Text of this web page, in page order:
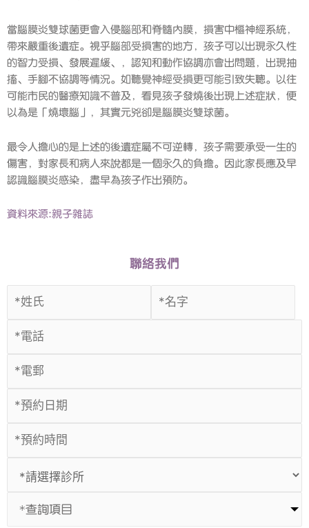
當腦膜炎雙球菌更會入侵腦部和脊髓內膜，損害中樞神經系統，
帶來嚴重後遺症。視乎腦部受損害的地方，孩子可以出現永久性
的智力受損、發展遲緩、，認知和動作協調亦會出問題，出現抽
搐、手腳不協調等情況。如聽覺神經受損更可能引致失聰。以往
可能市民的醫療知識不普及，看見孩子發燒後出現上述症狀，便
以為是「燒壞腦」，其實元兇卻是腦膜炎雙球菌。
最令人擔心的是上述的後遺症屬不可逆轉，孩子需要承受一生的
傷害，對家長和病人來說都是一個永久的負擔。因此家長應及早
認識腦膜炎感染，盡早為孩子作出預防。
資料來源:親子雜誌
聯絡我們
*查詢項目